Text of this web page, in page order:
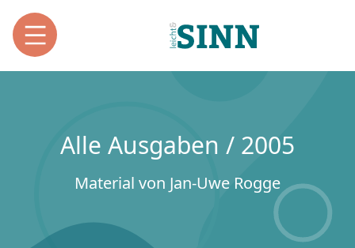
Alle Ausgaben / 2005
Material von Jan-Uwe Rogge